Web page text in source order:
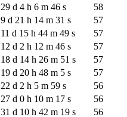
29 d 4 h 6 m 46 s
58
9 d 21 h 14 m 31 s
57
11 d 15 h 44 m 49 s
57
12 d 2 h 12 m 46 s
57
18 d 14 h 26 m 51 s
57
19 d 20 h 48 m 5 s
57
22 d 2 h 5 m 59 s
56
27 d 0 h 10 m 17 s
56
31 d 10 h 42 m 19 s
56